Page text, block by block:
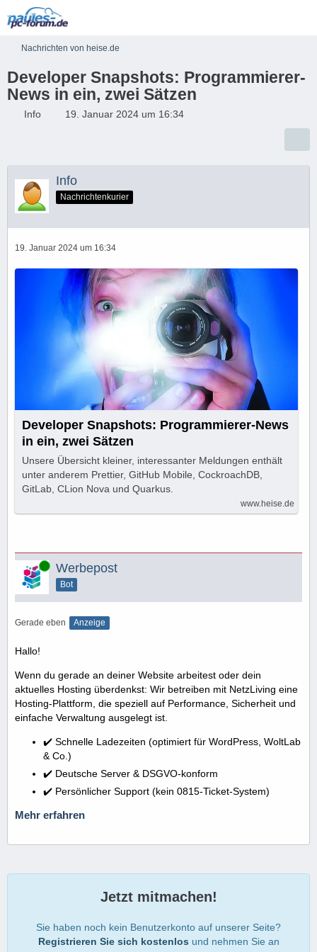
Nachrichten von heise.de
Developer Snapshots: Programmierer-
News in ein, zwei Sätzen
Info 19. Januar 2024 um 16:34
Info
Nachrichtenkurier
19. Januar 2024 um 16:34
Developer Snapshots: Programmierer-News
in ein, zwei Sätzen
Unsere Übersicht kleiner, interessanter Meldungen enthält
unter anderem Prettier, GitHub Mobile, CockroachDB,
GitLab, CLion Nova und Quarkus.
www.heise.de
Online Werbepost
Bot
Gerade eben Anzeige
Hallo!
Wenn du gerade an deiner Website arbeitest oder dein
aktuelles Hosting überdenkst: Wir betreiben mit NetzLiving eine
Hosting-Plattform, die speziell auf Performance, Sicherheit und
einfache Verwaltung ausgelegt ist.
✔️ Schnelle Ladezeiten (optimiert für WordPress, WoltLab
& Co.)
✔️ Deutsche Server & DSGVO-konform
✔️ Persönlicher Support (kein 0815-Ticket-System)
Mehr erfahren
Jetzt mitmachen!
Sie haben noch kein Benutzerkonto auf unserer Seite?
Registrieren Sie sich kostenlos und nehmen Sie an